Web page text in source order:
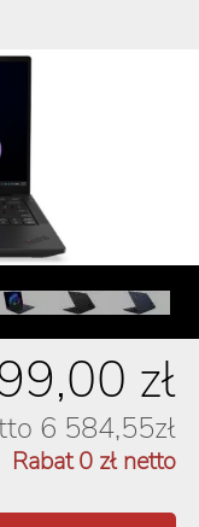
zł
6 584,55zł
Rabat0 zł netto